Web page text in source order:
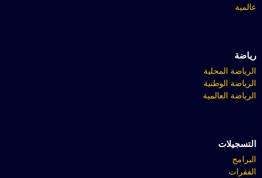
عالمية
رياضة
الرياضة المحلية
الرياضة الوطنية
الرياضة العالمية
التسجيلات
البرامج
الفقرات